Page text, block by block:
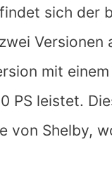
sich der
Versionen
mit
PS leistet.
von Shelby,